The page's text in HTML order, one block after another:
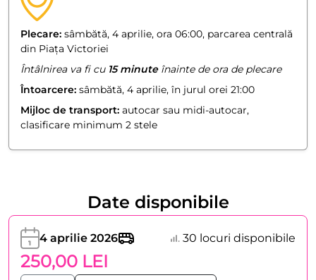
Plecare: sâmbătă, 4 aprilie, ora 06:00, parcarea centrală
din Piața Victoriei
Întâlnirea va fi cu 15 minuteînainte de ora de plecare
Întoarcere: sâmbătă, 4 aprilie, în jurul orei 21:00
Mijloc de transport: autocar sau midi-autocar,
clasificare minimum 2 stele
Date disponibile
4 aprilie 2026 30 locuri disponibile
250,00 LEI